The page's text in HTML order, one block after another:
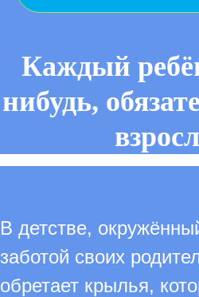
Каждый
нибудь,
В детстве,
заботой своих
обретает крылья,